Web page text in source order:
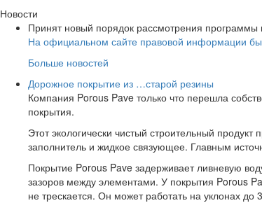
Новости
Принят новый порядок рассмотрения
На официальном сайте правовой информации
Больше новостей
Дорожное покрытие из …старой резины
Компания Porous Pave только что перешла
покрытия.
Этот экологически чистый строительный
заполнитель и жидкое связующее. Главным
Покрытие Porous Pave задерживает ливневую
зазоров между элементами. У покрытия Porous
не трескается. Он может работать на уклонах до